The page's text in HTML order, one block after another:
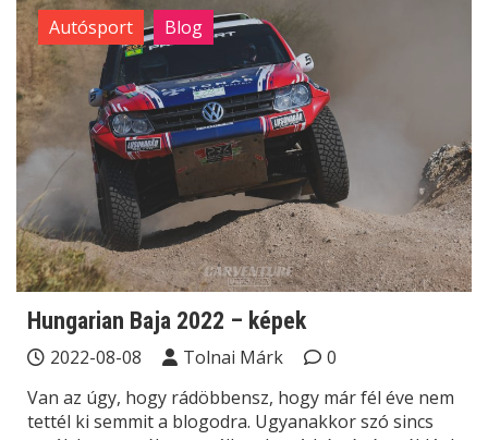
Autósport Blog
Hungarian Baja 2022 – képek
2022-08-08 Tolnai Márk
0
Van az úgy, hogy rádöbbensz, hogy már fél éve nem
tettél ki semmit a blogodra. Ugyanakkor szó sincs